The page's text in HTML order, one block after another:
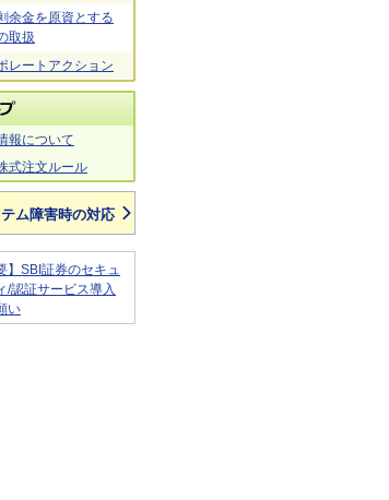
余金を原資とする
取扱
レートアクション
報について
式注文ルール
ム障害時の対応
】SBI証券のセキュ
/認証サービス導入
い